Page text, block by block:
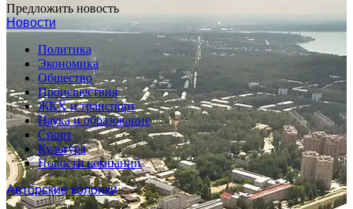
Предложить новость
Новости
Политика
Экономика
Общество
Происшествия
ЖКХ и транспорт
Наука и образование
Спорт
Культура
Новости компаний
Авторские колонки